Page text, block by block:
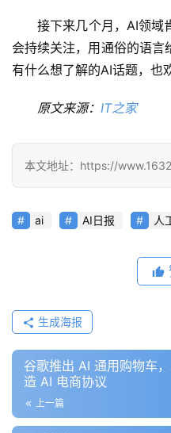
接下来几个月，AI领域
会持续关注，用通俗的语
有什么想了解的AI话题，也
原文来源： IT之家
本文地址：https://
ai AI日报 人
生成海报
谷歌推出 AI 通用购物车
造 AI 电商协议
上一篇